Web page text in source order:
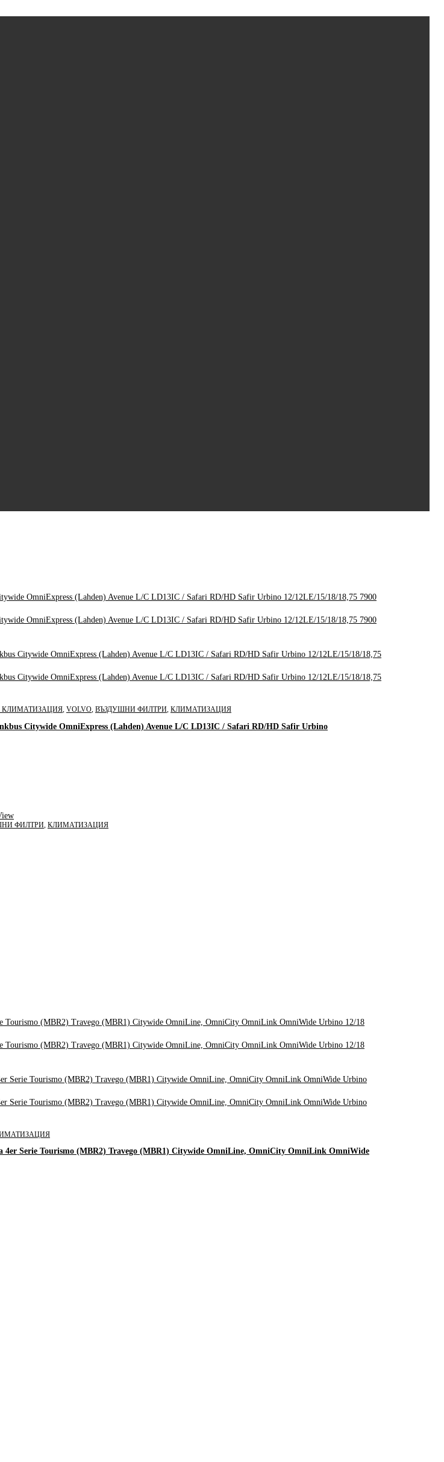
КЛИМАТИЗАЦИЯ, VOLVO, ВЪЗДУШНИ ФИЛТРИ, КЛИМАТИЗАЦИЯ
Citywide OmniExpress (Lahden) Avenue L/C LD13IC / Safari RD/HD Safir Urbino
ФИЛТРИ, КЛИМАТИЗАЦИЯ
4er Serie Tourismo (MBR2) Travego (MBR1) Citywide OmniLine, OmniCity OmniLink OmniWide